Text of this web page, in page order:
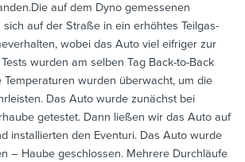
auf dem Dyno gemessenen
auf der Straße in ein erhöhtes Teilgas-
wobei das Auto viel eifriger zur
wurden am selben Tag Back-to-Back
wurden überwacht, um die
Das Auto wurde zunächst bei
getestet. Dann ließen wir das Auto auf
installierten den Eventuri. Das Auto wurde
– Haube geschlossen. Mehrere Durchläufe